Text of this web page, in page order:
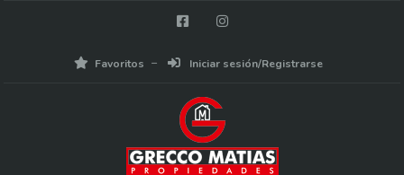
Favoritos Iniciar sesión/Registrarse